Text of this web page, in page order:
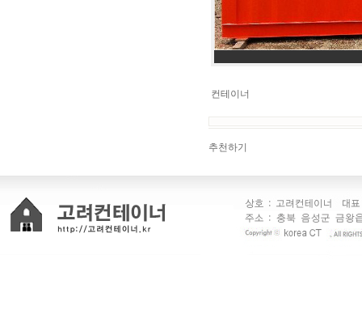
컨테이너
추천하기